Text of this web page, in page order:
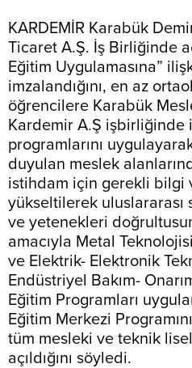
KARDEMİR Karabük
Ticaret A.Ş. İş Birliğinde
Eğitim Uygulamasına”
imzalandığını, en az
öğrencilere Karabük
Kardemir A.Ş işbirliğinde
programlarını
duyulan meslek
istihdam için gerekli bilgi
yükseltilerek
ve yetenekleri
amacıyla Metal
ve Elektrik- Elektronik
Endüstriyel Bakım-
Eğitim Programları
Eğitim Merkezi
tüm mesleki ve teknik
açıldığını söyledi.